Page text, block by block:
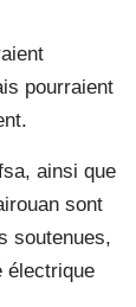
pourraient
ainsi que
sont
soutenues,
électrique